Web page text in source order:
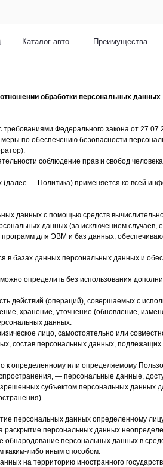
Преимущества
авто
обработки персональных данных
требованиями Федерального закона от
по обеспечению безопасности
соблюдение прав и свобод
— Политика) применяется ко всей
данных с помощью средств
данных (за исключением случаев,
для ЭВМ и баз данных,
базах данных персональных данных и
определить без использования
действий (операций), совершаемых с
хранение, уточнение (обновление,
данных.
лицо, самостоятельно или
состав персональных данных,
или определяемому
— персональные данные,
субъектом персональных данных
персональных данных определенному
персональных данных
обнародование персональных данных в
каким-либо иным способом.
на территорию иностранного